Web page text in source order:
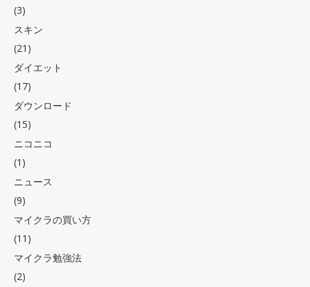
(3)
スキン
(21)
ダイエット
(17)
ダウンロード
(15)
ニコニコ
(1)
ニュース
(9)
マイクラの買い方
(11)
マイクラ勉強法
(2)